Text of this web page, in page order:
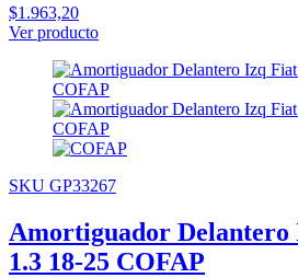
$1.963,20
Ver producto
SKU GP33267
Amortiguador Delantero
1.3 18-25 COFAP